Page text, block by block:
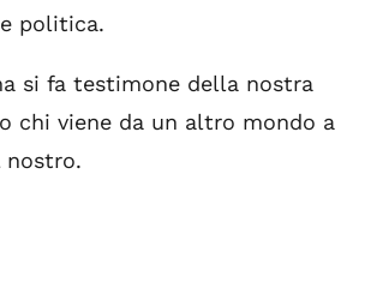
politica.
si fa testimone della nostra
chi viene da un altro mondo a
nostro.